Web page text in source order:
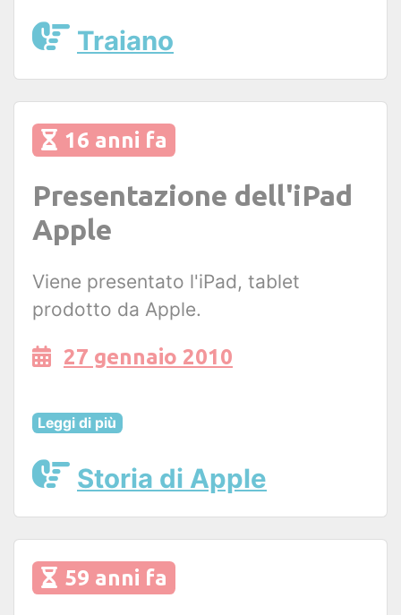
Traiano
16 anni fa
Presentazione dell'iPad
Apple
Viene presentato l'iPad, tablet
prodotto da Apple.
27 gennaio 2010
Leggi di più
Storia di Apple
59 anni fa